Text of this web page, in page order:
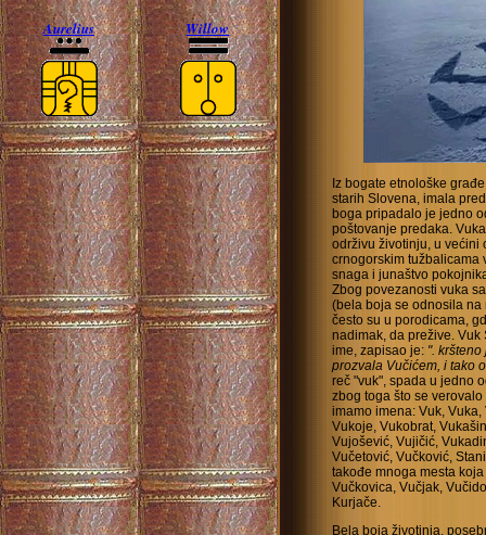
Aurelius
Willow
Iz bogate etnološke
starih Slovena, imala
boga pripadalo je jedno
poštovanje predaka.
održivu životinju, u većini
crnogorskim tužbalicama
snaga i junaštvo
Zbog povezanosti vuka
(bela boja se odnosila
često su u porodicama,
nadimak, da prežive.
ime, zapisao je: ".
prozvala Vučićem, i tako
reč "vuk", spada u jedno
zbog toga što se
imamo imena: Vuk,
Vukoje, Vukobrat,
Vujošević, Vujičić,
Vučetović, Vučković,
takođe mnoga mesta
Vučkovica, Vučjak,
Kurjače.
Bela boja životinja,